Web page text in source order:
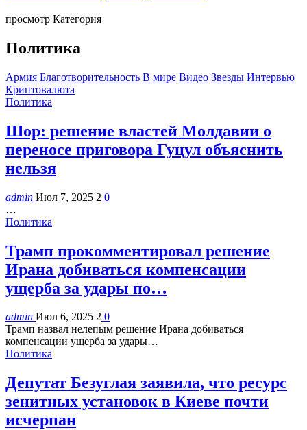
просмотр Категория
Политика
Армия Благотворительность В мире Видео Звезды Интервью
Криптовалюта
Политика
Шор: решение властей Молдавии о
переносе приговора Гуцул объяснить
нельзя
admin Июл 7, 2025 2 0
…
Политика
Трамп прокомментировал решение
Ирана добиваться компенсации
ущерба за удары по…
admin Июл 6, 2025 2 0
Трамп назвал нелепым решение Ирана добиваться
компенсации ущерба за удары…
Политика
Депутат Безуглая заявила, что ресурс
зенитных установок в Киеве почти
исчерпан